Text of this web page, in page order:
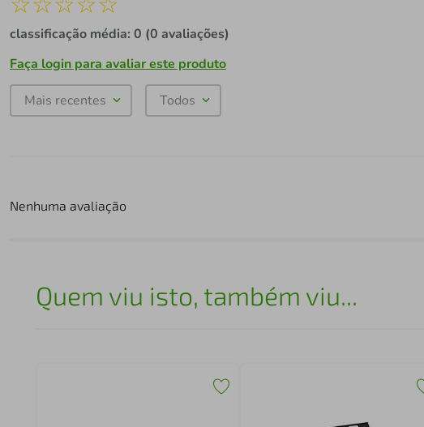
classificação média: 0 (0 avaliações)
Faça login para avaliar este produto
Mais recentes Todos
Nenhuma avaliação
Quem viu isto, também viu...